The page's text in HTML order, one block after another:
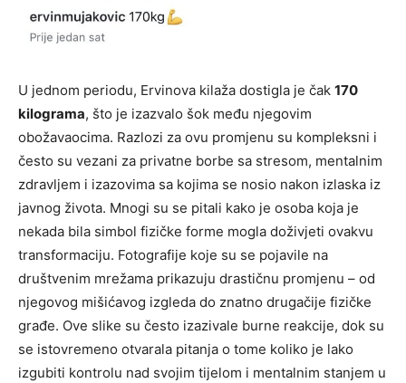
U jednom periodu, Ervinova kilaža dostigla je čak 170
kilograma, što je izazvalo šok među njegovim
obožavaocima. Razlozi za ovu promjenu su kompleksni i
često su vezani za privatne borbe sa stresom, mentalnim
zdravljem i izazovima sa kojima se nosio nakon izlaska iz
javnog života. Mnogi su se pitali kako je osoba koja je
nekada bila simbol fizičke forme mogla doživjeti ovakvu
transformaciju. Fotografije koje su se pojavile na
društvenim mrežama prikazuju drastičnu promjenu – od
njegovog mišićavog izgleda do znatno drugačije fizičke
građe. Ove slike su često izazivale burne reakcije, dok su
se istovremeno otvarala pitanja o tome koliko je lako
izgubiti kontrolu nad svojim tijelom i mentalnim stanjem u